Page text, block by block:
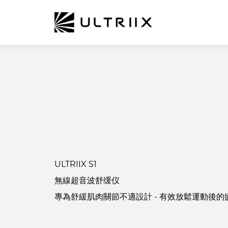
ULTRIIX S1
無線超音波舒缓仪
專為舒緩肌肉關節不適設計 - 有效放鬆運動後